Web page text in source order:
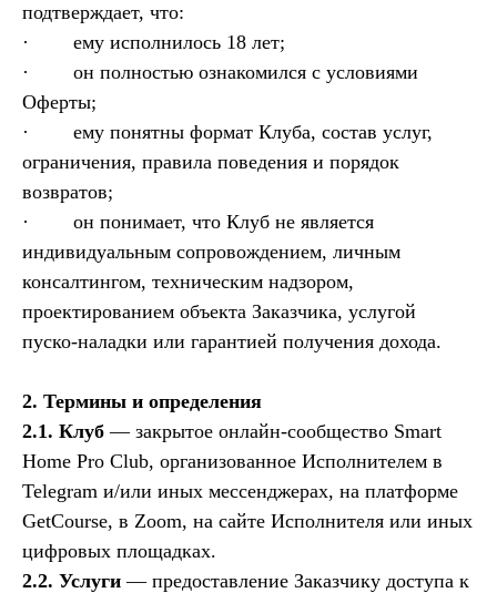
подтверждает, что:
· ему исполнилось 18 лет;
· он полностью ознакомился с условиями
Оферты;
· ему понятны формат Клуба, состав услуг,
ограничения, правила поведения и порядок
возвратов;
· он понимает, что Клуб не является
индивидуальным сопровождением, личным
консалтингом, техническим надзором,
проектированием объекта Заказчика, услугой
пуско-наладки или гарантией получения дохода.
2. Термины и определения
2.1. Клуб— закрытое онлайн-сообщество Smart
Home Pro Club, организованное Исполнителем в
Telegram и/или иных мессенджерах, на платформе
GetCourse, в Zoom, на сайте Исполнителя или иных
цифровых площадках.
2.2. Услуги— предоставление Заказчику доступа к